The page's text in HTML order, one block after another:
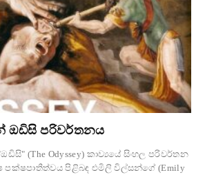
ඔඩිසි පරිවර්තනය
(The Odyssey) කාව්‍යයේ සිංහල පරිවර්තන
පක්ෂපාතීත්වය පිළිබඳ එමිලි විල්සන්ගේ (Emily